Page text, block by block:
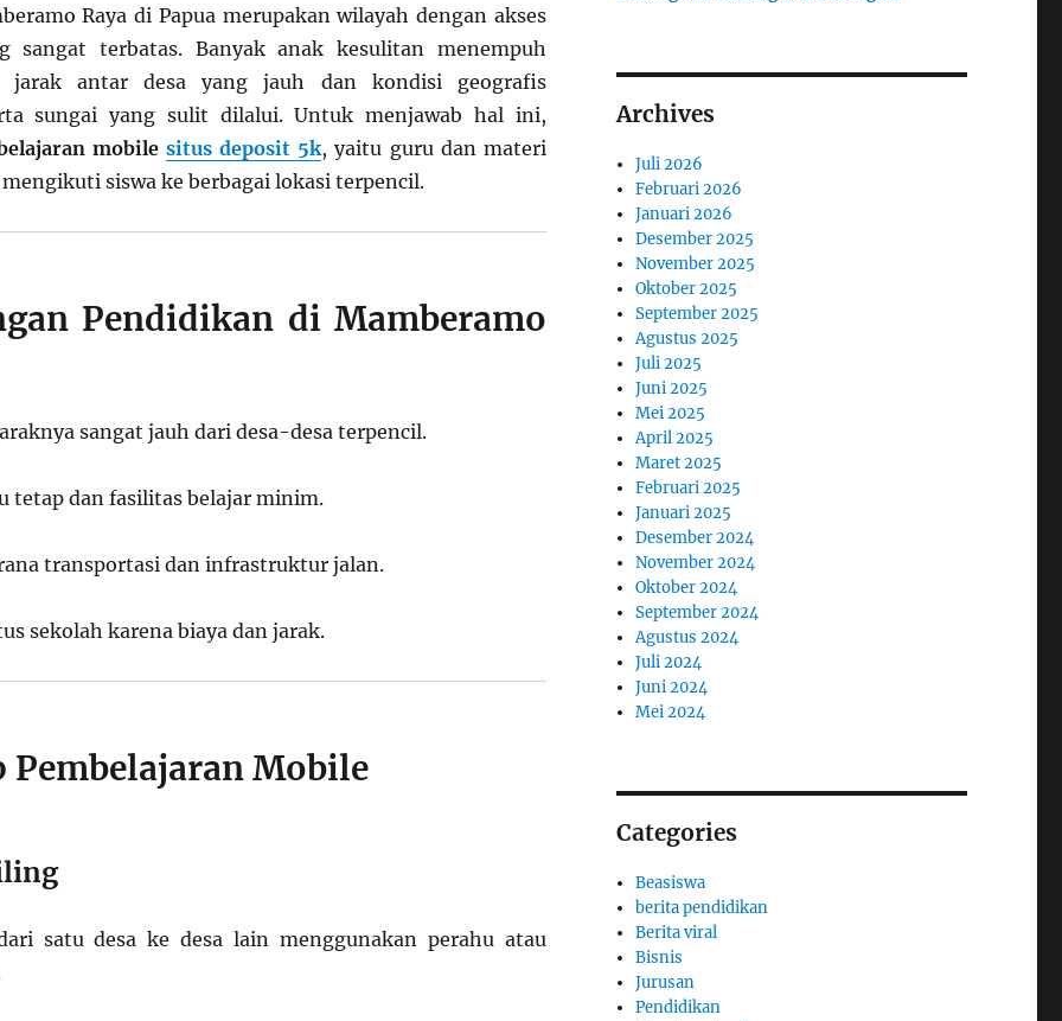
Raya di Papua merupakan wilayah dengan akses
sangat terbatas. Banyak anak kesulitan menempuh
jarak antar desa yang jauh dan kondisi geografis
sungai yang sulit dilalui. Untuk menjawab hal ini,
mobilesitus deposit 5k, yaitu guru dan materi
siswa ke berbagai lokasi terpencil.
Pendidikan di Mamberamo
sangat jauh dari desa-desa terpencil.
tetap dan fasilitas belajar minim.
transportasi dan infrastruktur jalan.
sekolah karena biaya dan jarak.
Pembelajaran Mobile
satu desa ke desa lain menggunakan perahu atau
Archives
Juli 2026
Februari 2026
Januari 2026
Desember 2025
November 2025
Oktober 2025
September 2025
Agustus 2025
Juli 2025
Juni 2025
Mei 2025
April 2025
Maret 2025
Februari 2025
Januari 2025
Desember 2024
November 2024
Oktober 2024
September 2024
Agustus 2024
Juli 2024
Juni 2024
Mei 2024
Categories
Beasiswa
berita pendidikan
Berita viral
Bisnis
Jurusan
Pendidikan